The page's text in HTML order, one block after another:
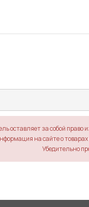
оставляет за собой право
на сайте о
Убедительно